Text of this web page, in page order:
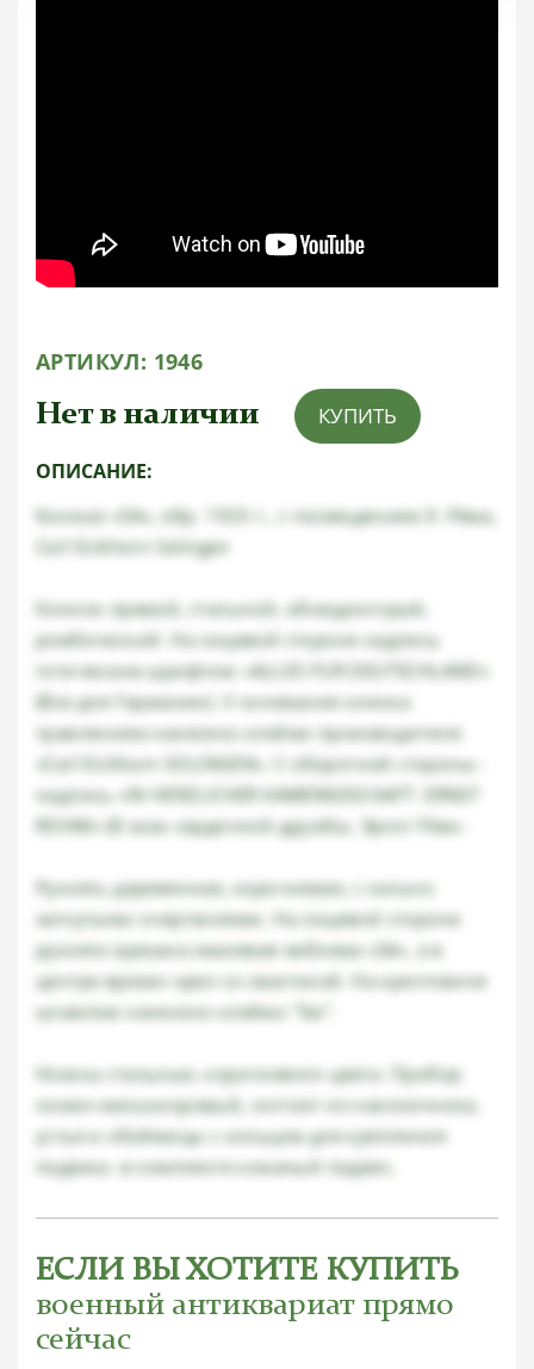
АРТИКУЛ: 1946
Нет в наличии КУПИТЬ
ОПИСАНИЕ:
Кинжал «SA», обр. 1933 г., с посвящением Э. Рёма,
Carl Eickhorn Solingen
Клинок прямой, стальной, обоюдоострый,
ромбический. На лицевой стороне надпись
готическим шрифтом: «ALLES FUR DEUTSCHLAND»
(Все для Германии). У основания клинка
травлением нанесено клеймо производителя:
«Carl Eickhorn SOLINGEN». С оборотной стороны -
надпись «IN HERZLICHER KAMERADSCHAFT. ERNST
ROHM» (В знак сердечной дружбы. Эрнст Рём».
Рукоять деревянная, коричневая, с сильно
загнутыми очертаниями. На лицевой стороне
рукояти врезана эмалевая эмблема «SA», а в
центре врезан орел со свастикой. На крестовине
штампом нанесено клеймо "Sw".
Ножны стальные, коричневого цвета. Прибор
ножен мельхиоровый, состоит из наконечника,
устья и обоймицы с кольцом для крепления
подвеса. в комплекте кожаный подвес.
ЕСЛИ ВЫ ХОТИТЕ КУПИТЬ
военный антиквариат прямо
сейчас